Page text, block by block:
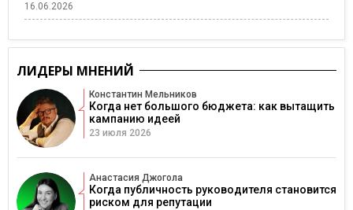
16.06.2026
ЛИДЕРЫ МНЕНИЙ
Константин Мельников
Когда нет большого бюджета: как вытащить
кампанию идеей
23 июля 2026
Анастасия Джогола
Когда публичность руководителя становится
риском для репутации